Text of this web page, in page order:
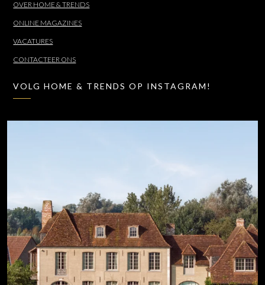
OVER HOME & TRENDS
ONLINE MAGAZINES
VACATURES
CONTACTEER ONS
VOLG HOME & TRENDS OP INSTAGRAM!